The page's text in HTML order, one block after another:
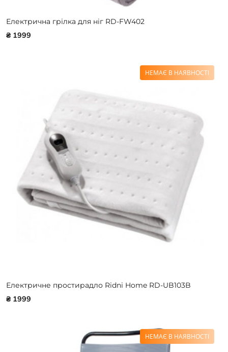
Електрична грілка для ніг RD-FW402
₴ 1999
НЕМАЄ В НАЯВНОСТІ
Електричне простирадло Ridni Home RD-UB103B
₴ 1999
НЕМАЄ В НАЯВНОСТІ